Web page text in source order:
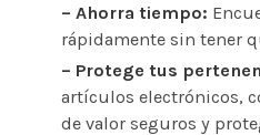
– Ahorra tiempo:
rápidamente sin tener
– Protege tus
artículos electrónicos,
de valor seguros y